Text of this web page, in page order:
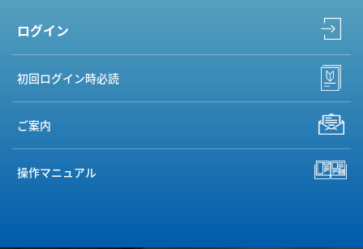
ログイン
初回ログイン時必読
ご案内
操作マニュアル